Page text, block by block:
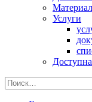
Услуги
Найти: